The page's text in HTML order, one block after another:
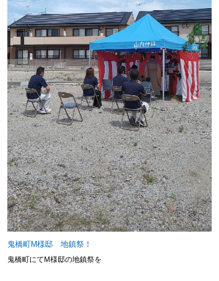
鬼橋町M様邸 地鎮祭！
鬼橋町にてM様邸の地鎮祭を